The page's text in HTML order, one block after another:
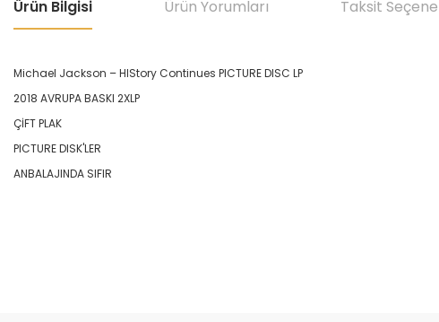
Ürün Bilgisi Ürün Yorumları Taksit
Michael Jackson – HIStory Continues PICTURE DISC LP
2018 AVRUPA BASKI 2XLP
ÇİFT PLAK
PICTURE DISK'LER
ANBALAJINDA SIFIR